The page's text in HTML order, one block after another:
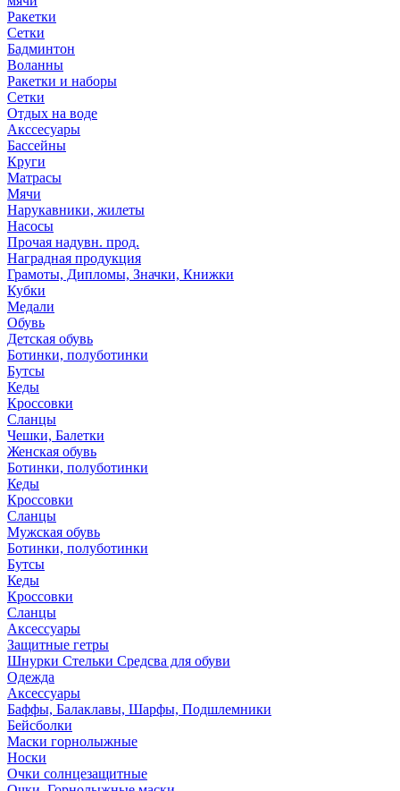
Ракетки
Сетки
Бадминтон
Воланны
Ракетки и наборы
Сетки
Отдых на воде
Акссесуары
Бассейны
Круги
Матрасы
Мячи
Нарукавники, жилеты
Насосы
Прочая надувн. прод.
Наградная продукция
Грамоты, Дипломы, Значки, Книжки
Кубки
Медали
Обувь
Детская обувь
Ботинки, полуботинки
Бутсы
Кеды
Кроссовки
Сланцы
Чешки, Балетки
Женская обувь
Ботинки, полуботинки
Кеды
Кроссовки
Сланцы
Мужская обувь
Ботинки, полуботинки
Бутсы
Кеды
Кроссовки
Сланцы
Аксессуары
Защитные гетры
Шнурки Стельки Средсва для обуви
Одежда
Аксессуары
Баффы, Балаклавы, Шарфы, Подшлемники
Бейсболки
Маски горнолыжные
Носки
Очки солнцезащитные